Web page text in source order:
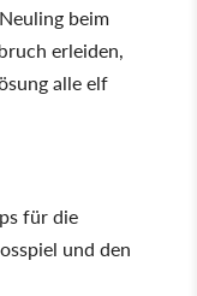
beim
erleiden,
alle elf
für die
und den